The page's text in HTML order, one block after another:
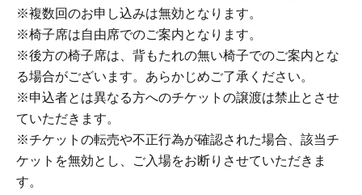
※複数回のお申し込みは無効となります。
※椅子席は自由席でのご案内となります。
※後方の椅子席は、背もたれの無い椅子でのご案内とな
る場合がございます。あらかじめご了承ください。
※申込者とは異なる方へのチケットの譲渡は禁止とさせ
ていただきます。
※チケットの転売や不正行為が確認された場合、該当チ
ケットを無効とし、ご入場をお断りさせていただきま
す。